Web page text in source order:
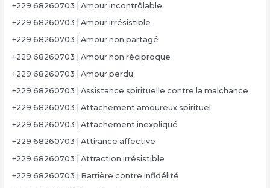
+229 68260703 | Amour incontrôlable
+229 68260703 | Amour irrésistible
+229 68260703 | Amour non partagé
+229 68260703 | Amour non réciproque
+229 68260703 | Amour perdu
+229 68260703 | Assistance spirituelle contre la malchance
+229 68260703 | Attachement amoureux spirituel
+229 68260703 | Attachement inexpliqué
+229 68260703 | Attirance affective
+229 68260703 | Attraction irrésistible
+229 68260703 | Barrière contre infidélité